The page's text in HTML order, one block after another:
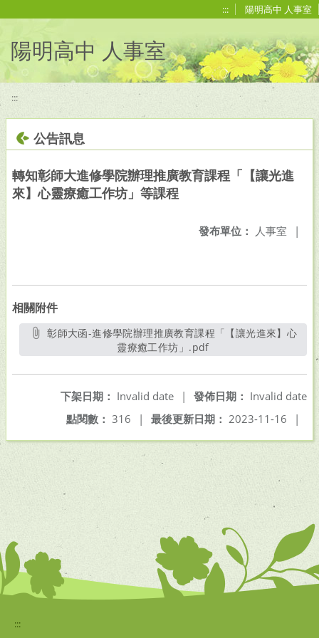
::: 陽明高中 人事室
陽明高中 人事室
:::
公告訊息
轉知彰師大進修學院辦理推廣教育課程「【讓光進
來】心靈療癒工作坊」等課程
發布單位： 人事室 |
相關附件
彰師大函-進修學院辦理推廣教育課程「【讓光進來】心
靈療癒工作坊」.pdf另開新視窗
發佈日期： Invalid date
下架日期： Invalid date
|
最後更新日期： 2023-11-16 |
點閱數： 316 |
:::